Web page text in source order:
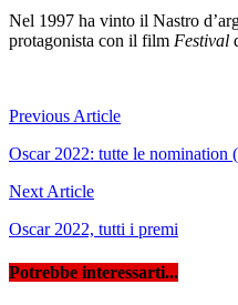
Nel 1997 ha vinto il Nastro
protagonista con il film Festival
Navigazione
articoli
Previous Article
Oscar 2022: tutte le nomination
Next Article
Oscar 2022, tutti i premi
Potrebbe interessarti...